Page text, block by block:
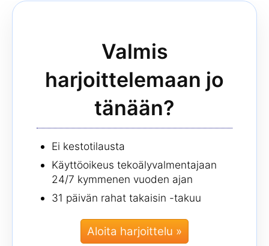
Valmis
harjoittelemaan jo
tänään?
Ei kestotilausta
Käyttöoikeus tekoälyvalmentajaan
24/7 kymmenen vuoden ajan
31 päivän rahat takaisin -takuu
Aloita harjoittelu »